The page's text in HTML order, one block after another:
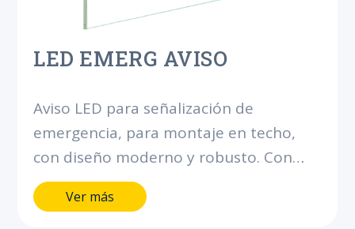
LED EMERG AVISO
Aviso LED para señalización de
emergencia, para montaje en techo,
con diseño moderno y robusto. Con
batería integrada para brindar 300
minutos de autonomía.
Ver más